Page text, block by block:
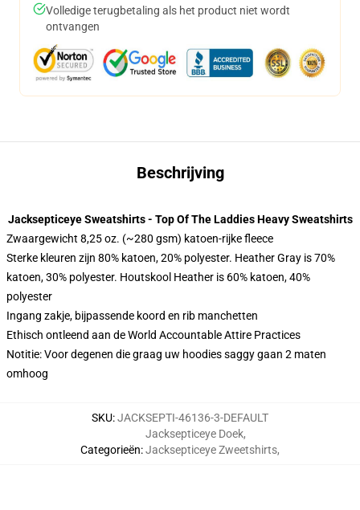
Volledige terugbetaling als het product niet wordt
ontvangen
Beschrijving
Jacksepticeye Sweatshirts - Top Of The Laddies Heavy Sweatshirts
Zwaargewicht 8,25 oz. (~280 gsm) katoen-rijke fleece
Sterke kleuren zijn 80% katoen, 20% polyester. Heather Gray is 70%
katoen, 30% polyester. Houtskool Heather is 60% katoen, 40%
polyester
Ingang zakje, bijpassende koord en rib manchetten
Ethisch ontleend aan de World Accountable Attire Practices
Notitie: Voor degenen die graag uw hoodies saggy gaan 2 maten
omhoog
SKU:JACKSEPTI-46136-3-DEFAULT
Categorieën:
Jacksepticeye Doek,
Jacksepticeye Zweetshirts,